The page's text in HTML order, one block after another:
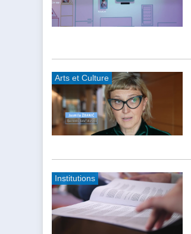
Arts et Culture
Institutions